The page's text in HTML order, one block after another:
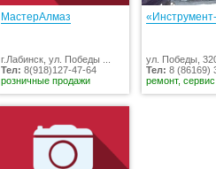
МастерАлмаз
г.Лабинск, ул. Победы ...
Тел: 8(918)127-47-64
розничные продажи
ул. Победы,
Тел: 8 (86169)
ремонт, сервис